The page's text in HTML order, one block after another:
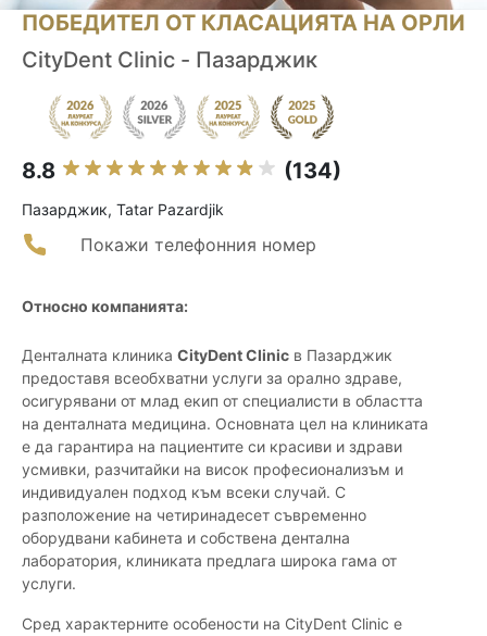
ПОБЕДИТЕЛ ОТ КЛАСАЦИЯТА НА ОРЛИ
CityDent Clinic - Пазарджик
8.8 (134)
Пазарджик, Tatar Pazardjik
Покажи телефонния номер
Относно компанията:
Денталната клиника CityDent Clinic в Пазарджик
предоставя всеобхватни услуги за орално здраве,
осигурявани от млад екип от специалисти в областта
на денталната медицина. Основната цел на клиниката
е да гарантира на пациентите си красиви и здрави
усмивки, разчитайки на висок професионализъм и
индивидуален подход към всеки случай. С
разположение на четиринадесет съвременно
оборудвани кабинета и собствена дентална
лаборатория, клиниката предлага широка гама от
услуги.
Сред характерните особености на CityDent Clinic е